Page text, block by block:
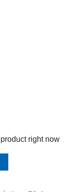
right now